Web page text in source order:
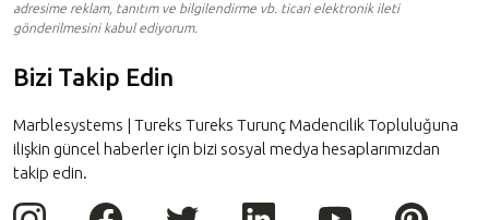
adresime reklam, tanıtım ve bilgilendirme vb. ticari elektronik ileti
gönderilmesini kabul ediyorum.
This
should
be
left
blank
Bizi Takip Edin
Marblesystems | Tureks Tureks Turunç Madencilik Topluluğuna
ilişkin güncel haberler için bizi sosyal medya hesaplarımızdan
takip edin.